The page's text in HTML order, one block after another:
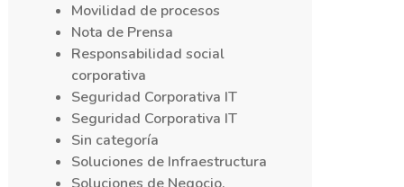
Movilidad de procesos
Nota de Prensa
Responsabilidad social
corporativa
Seguridad Corporativa IT
Seguridad Corporativa IT
Sin categoría
Soluciones de Infraestructura